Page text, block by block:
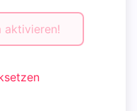
aktivieren!